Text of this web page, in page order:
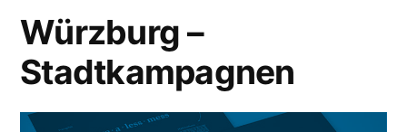
Würzburg –
Stadtkampagnen